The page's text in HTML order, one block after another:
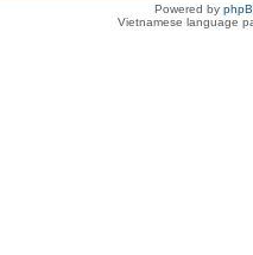
Powered by
Vietnamese language